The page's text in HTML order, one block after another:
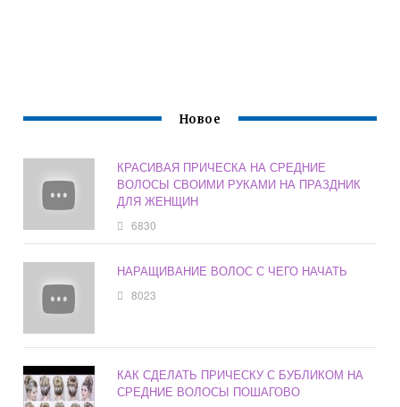
Новое
КРАСИВАЯ ПРИЧЕСКА НА СРЕДНИЕ
ВОЛОСЫ СВОИМИ РУКАМИ НА ПРАЗДНИК
ДЛЯ ЖЕНЩИН
6830
НАРАЩИВАНИЕ ВОЛОС С ЧЕГО НАЧАТЬ
8023
КАК СДЕЛАТЬ ПРИЧЕСКУ С БУБЛИКОМ НА
СРЕДНИЕ ВОЛОСЫ ПОШАГОВО